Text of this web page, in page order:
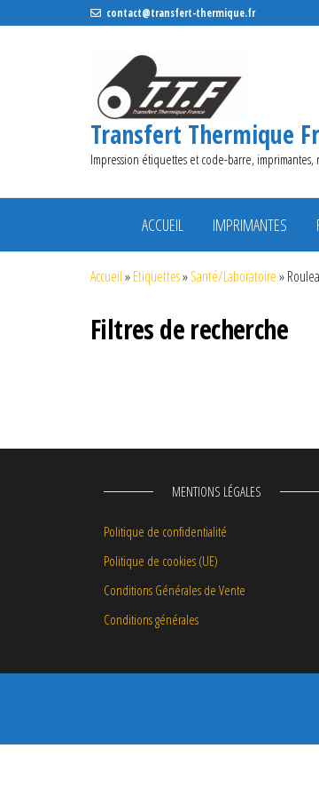
contact@transfert-thermique.fr
Transfert Thermique
Impression étiquettes et code-barre, imprimantes,
ACCUEIL IMPRIMANTES
Accueil»Etiquettes»Santé/Laboratoire»
Filtres de recherche
MENTIONS LÉGALES
Politique de confidentialité
Politique de cookies (UE)
Conditions Générales de Vente
Conditions générales